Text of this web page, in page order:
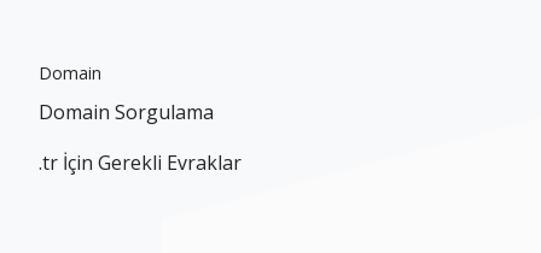
Domain
Domain Sorgulama
.tr İçin Gerekli Evraklar